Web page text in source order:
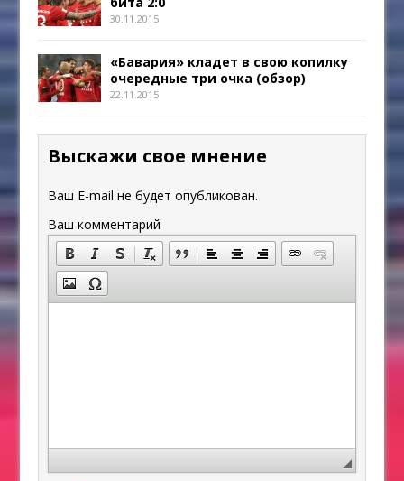
30.11.2015
«Бавария» кладет в свою копилку
очередные три очка (обзор)
22.11.2015
Выскажи свое мнение
Ваш E-mail не будет опубликован.
Ваш комментарий